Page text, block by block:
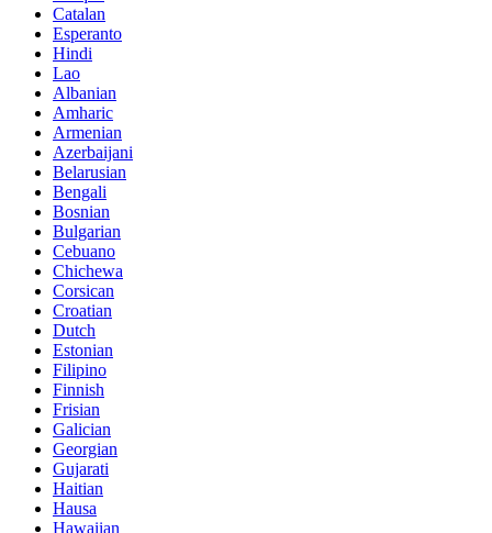
Catalan
Esperanto
Hindi
Lao
Albanian
Amharic
Armenian
Azerbaijani
Belarusian
Bengali
Bosnian
Bulgarian
Cebuano
Chichewa
Corsican
Croatian
Dutch
Estonian
Filipino
Finnish
Frisian
Galician
Georgian
Gujarati
Haitian
Hausa
Hawaiian